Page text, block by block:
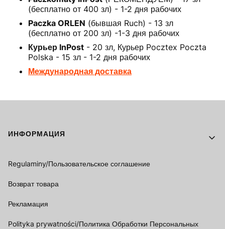
(бесплатно от 400 зл) - 1-2 дня рабочих
Paczka ORLEN (бывшая Ruch) - 13 зл
(бесплатно от 200 зл) -1-3 дня рабочих
Курьер InPost - 20 зл, Курьер Pocztex Poczta
Polska - 15 зл - 1-2 дня рабочих
Международная доставка
Footer menu
ИНФОРМАЦИЯ
Regulaminy/Пользовательское соглашение
Возврат товара
Рекламация
Polityka prywatności/Политика Обработки Персональных